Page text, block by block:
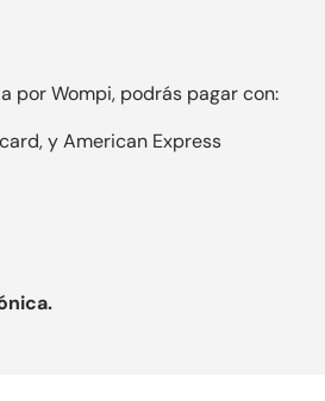
por Wompi, podrás pagar con:
y American Express